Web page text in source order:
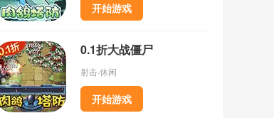
开始游戏
0.1折大战僵尸
射击·休闲
开始游戏